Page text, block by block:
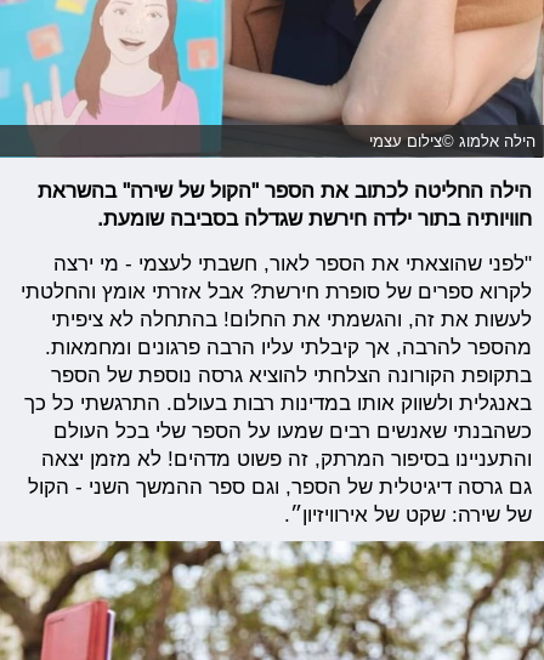
הילה אלמוג ©צילום עצמי
הילה החליטה לכתוב את הספר "הקול של שירה" בהשראת
חוויותיה בתור ילדה חירשת שגדלה בסביבה שומעת.
"לפני שהוצאתי את הספר לאור, חשבתי לעצמי - מי ירצה
לקרוא ספרים של סופרת חירשת? אבל אזרתי אומץ והחלטתי
לעשות את זה, והגשמתי את החלום! בהתחלה לא ציפיתי
מהספר להרבה, אך קיבלתי עליו הרבה פרגונים ומחמאות.
בתקופת הקורונה הצלחתי להוציא גרסה נוספת של הספר
באנגלית ולשווק אותו במדינות רבות בעולם. התרגשתי כל כך
כשהבנתי שאנשים רבים שמעו על הספר שלי בכל העולם
והתעניינו בסיפור המרתק, זה פשוט מדהים! לא מזמן יצאה
גם גרסה דיגיטלית של הספר, וגם ספר ההמשך השני - הקול
של שירה: שקט של אירוויזיון״.